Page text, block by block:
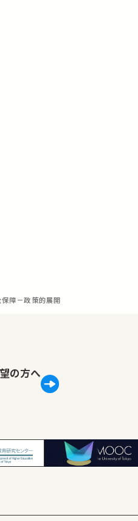
障－政策的展開
の方へ